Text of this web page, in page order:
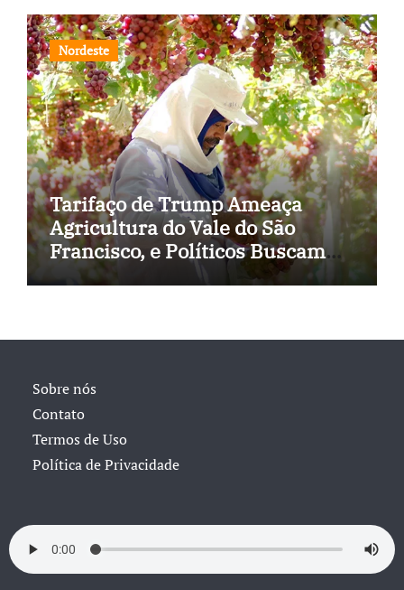
Nordeste
Tarifaço de Trump Ameaça
Agricultura do Vale do São
Francisco, e Políticos Buscam
Soluções
Sobre nós
Contato
Termos de Uso
Política de Privacidade